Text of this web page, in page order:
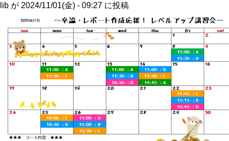
lib が 2024/11/01(金) - 09:27 に投稿